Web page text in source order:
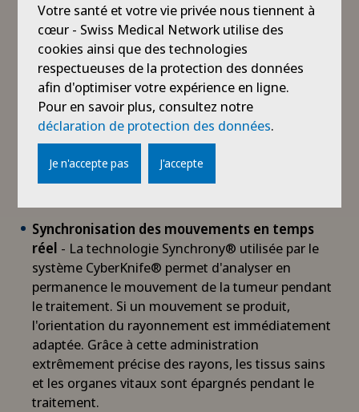
Quels sont les avantages
d'un traitement avec le
système CyberKnife® ?
Grâce à la conception innovante et aux technologies
de pointe utilisées dans le système CyberKnife® , le
chaque patient. Cette adaptation individuelle permet
Synchronisation des mouvements en temps
réel - La technologie Synchrony® utilisée par le
système CyberKnife® permet d'analyser en
permanence le mouvement de la tumeur pendant
le traitement. Si un mouvement se produit,
l'orientation du rayonnement est immédiatement
adaptée. Grâce à cette administration
extrêmement précise des rayons, les tissus sains
et les organes vitaux sont épargnés pendant le
traitement.
Votre santé et votre vie privée nous tiennent à
cœur - Swiss Medical Network utilise des
cookies ainsi que des technologies
respectueuses de la protection des données
afin d'optimiser votre expérience en ligne.
Pour en savoir plus, consultez notre
déclaration de protection des données.
Je n'accepte pas J'accepte